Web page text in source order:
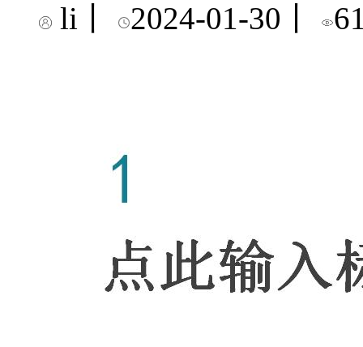
li
2024-01-30